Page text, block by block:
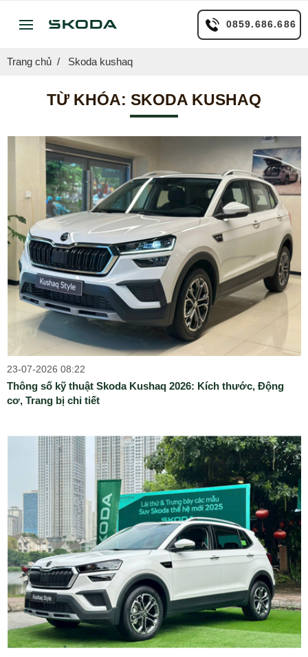
0859.686.686
Trang chủ Skoda kushaq
TỪ KHÓA: SKODA KUSHAQ
23-07-2026 08:22
Thông số kỹ thuật Skoda Kushaq 2026: Kích thước, Động
cơ, Trang bị chi tiết